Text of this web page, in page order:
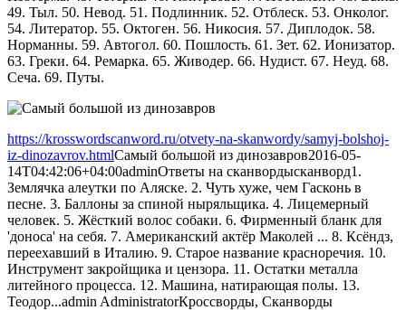
49. Тыл. 50. Невод. 51. Подлинник. 52. Отблеск. 53. Онколог.
54. Литератор. 55. Октоген. 56. Никосия. 57. Диплодок. 58.
Норманны. 59. Автогол. 60. Пошлость. 61. Зет. 62. Ионизатор.
63. Греки. 64. Ремарка. 65. Живодер. 66. Нудист. 67. Неуд. 68.
Сеча. 69. Путы.
https://krosswordscanword.ru/otvety-na-skanwordy/samyj-bolshoj-
iz-dinozavrov.htmlСамый большой из динозавров2016-05-
14T04:42:06+04:00adminОтветы на сканвордысканворд1.
Землячка алеутки по Аляске. 2. Чуть хуже, чем Гасконь в
песне. 3. Баллоны за спиной ныряльщика. 4. Лицемерный
человек. 5. Жёсткий волос собаки. 6. Фирменный бланк для
'доноса' на себя. 7. Американский актёр Маколей ... 8. Ксёндз,
переехавший в Италию. 9. Старое название красноречия. 10.
Инструмент закройщика и цензора. 11. Остатки металла
литейного процесса. 12. Машина, натирающая полы. 13.
Теодор...admin AdministratorКроссворды, Сканворды